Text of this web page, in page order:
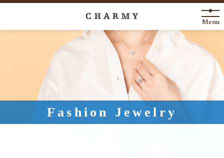
New Arrival
About
Engagement Ring
Marriage Ring
Menu
Fashion Jewelry